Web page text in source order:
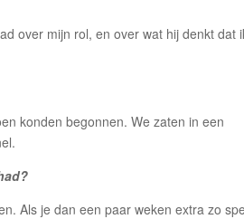
over mijn rol, en over wat hij denkt dat
konden begonnen. We zaten in een
Als je dan een paar weken extra zo